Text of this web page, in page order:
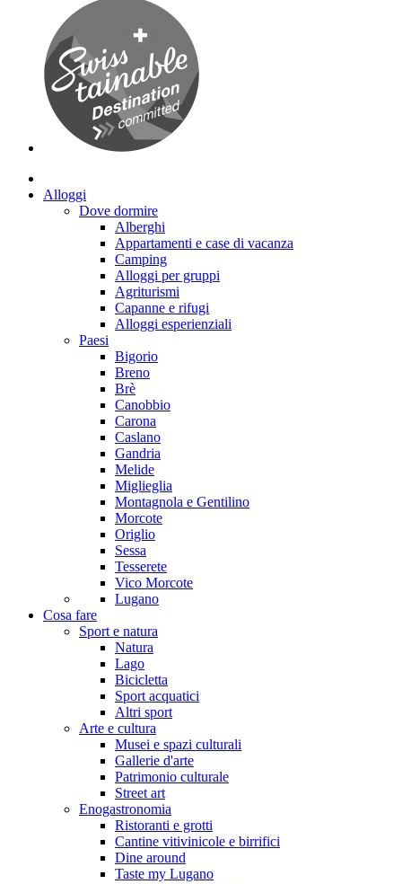
Alloggi
Dove dormire
Alberghi
Appartamenti e case di vacanza
Camping
Alloggi per gruppi
Agriturismi
Capanne e rifugi
Alloggi esperienziali
Paesi
Bigorio
Breno
Brè
Canobbio
Carona
Caslano
Gandria
Melide
Miglieglia
Montagnola e Gentilino
Morcote
Origlio
Sessa
Tesserete
Vico Morcote
Lugano
Cosa fare
Sport e natura
Natura
Lago
Bicicletta
Sport acquatici
Altri sport
Arte e cultura
Musei e spazi culturali
Gallerie d'arte
Patrimonio culturale
Street art
Enogastronomia
Ristoranti e grotti
Cantine vitivinicole e birrifici
Dine around
Taste my Lugano